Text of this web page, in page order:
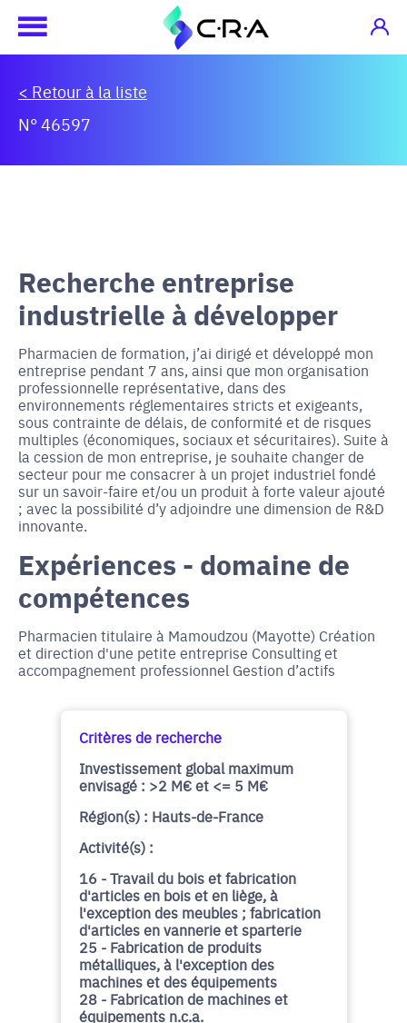
< Retour à la liste
N° 46597
Recherche entreprise
industrielle à développer
Pharmacien de formation, j’ai dirigé et développé mon
entreprise pendant 7 ans, ainsi que mon organisation
professionnelle représentative, dans des
environnements réglementaires stricts et exigeants,
sous contrainte de délais, de conformité et de risques
multiples (économiques, sociaux et sécuritaires). Suite à
la cession de mon entreprise, je souhaite changer de
secteur pour me consacrer à un projet industriel fondé
sur un savoir-faire et/ou un produit à forte valeur ajouté
; avec la possibilité d’y adjoindre une dimension de R&D
innovante.
Expériences - domaine de
compétences
Pharmacien titulaire à Mamoudzou (Mayotte) Création
et direction d'une petite entreprise Consulting et
accompagnement professionnel Gestion d’actifs
Critères de recherche
Investissement global maximum
envisagé : >2 M€ et <= 5 M€
Région(s) : Hauts-de-France
Activité(s) :
16 - Travail du bois et fabrication
d'articles en bois et en liège, à
l'exception des meubles ; fabrication
d'articles en vannerie et sparterie
25 - Fabrication de produits
métalliques, à l'exception des
machines et des équipements
28 - Fabrication de machines et
équipements n.c.a.